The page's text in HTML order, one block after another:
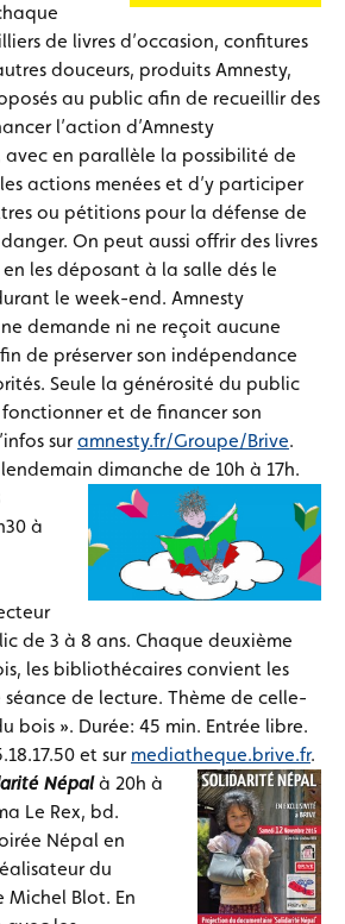
de livres d’occasion, confitures
douceurs, produits Amnesty,
au public afin de recueillir des
l’action d’Amnesty
en parallèle la possibilité de
les actions menées et d’y participer
ou pétitions pour la défense de
On peut aussi offrir des livres
les déposant à la salle dés le
le week-end. Amnesty
demande ni ne reçoit aucune
de préserver son indépendance
Seule la générosité du public
et de financer son
suramnesty.fr/Groupe/Brive.
dimanche de 10h à 17h.
à
de 3 à 8 ans. Chaque deuxième
les bibliothécaires convient les
de lecture. Thème de celle-
bois ». Durée: 45 min. Entrée libre.
et sur mediatheque.brive.fr.
Népalà 20h à
Le Rex, bd.
Népal en
du
Blot. En